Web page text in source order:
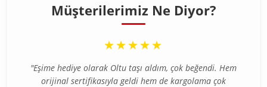
Müşterilerimiz Ne Diyor?
“
★★★★★
"Eşime hediye olarak Oltu taşı aldım, çok beğendi. Hem
orijinal sertifikasıyla geldi hem de kargolama çok